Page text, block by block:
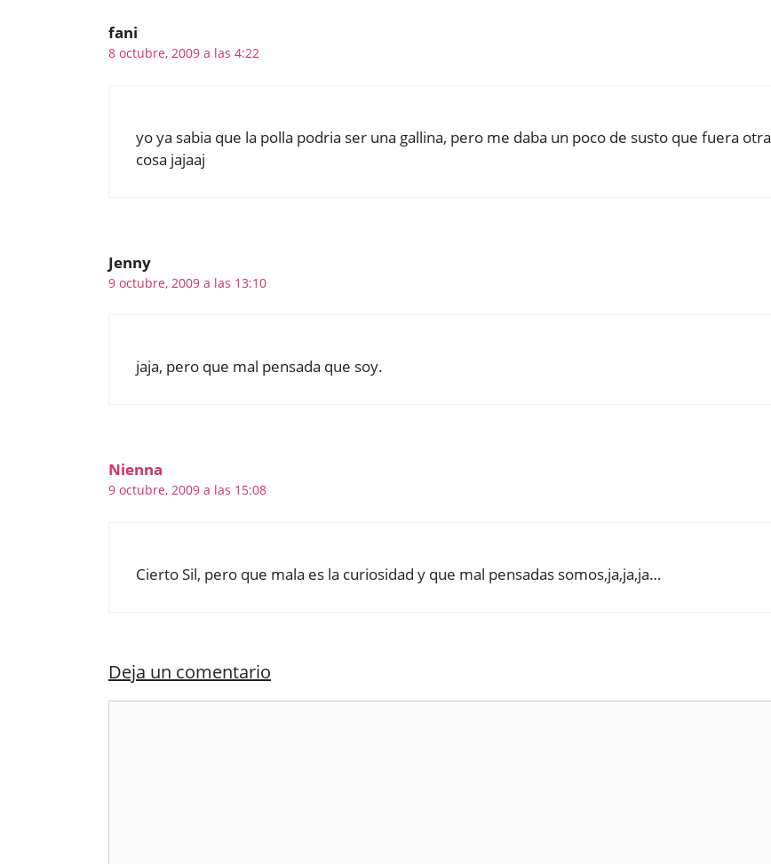
fani
8 octubre, 2009 a las 4:22
yo ya sabia que la polla podria ser una gallina, pero me daba un poco de susto que fuera otra
cosa jajaaj
Jenny
9 octubre, 2009 a las 13:10
jaja, pero que mal pensada que soy.
Nienna
9 octubre, 2009 a las 15:08
Cierto Sil, pero que mala es la curiosidad y que mal pensadas somos,ja,ja,ja…
Deja un comentario